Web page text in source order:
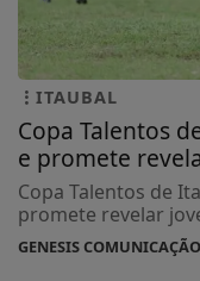
ITAUBAL
Copa Talentos
e promete
Copa Talentos de
promete revelar
GENESIS COMUNICAÇÃO